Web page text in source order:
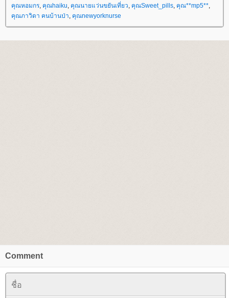
คุณหอมกร, คุณhaiku, คุณนายแว่นขยันเที่ยว, คุณSweet_pills, คุณ**mp5**,
คุณภาวิดา คนบ้านป่า, คุณnewyorknurse
Comment